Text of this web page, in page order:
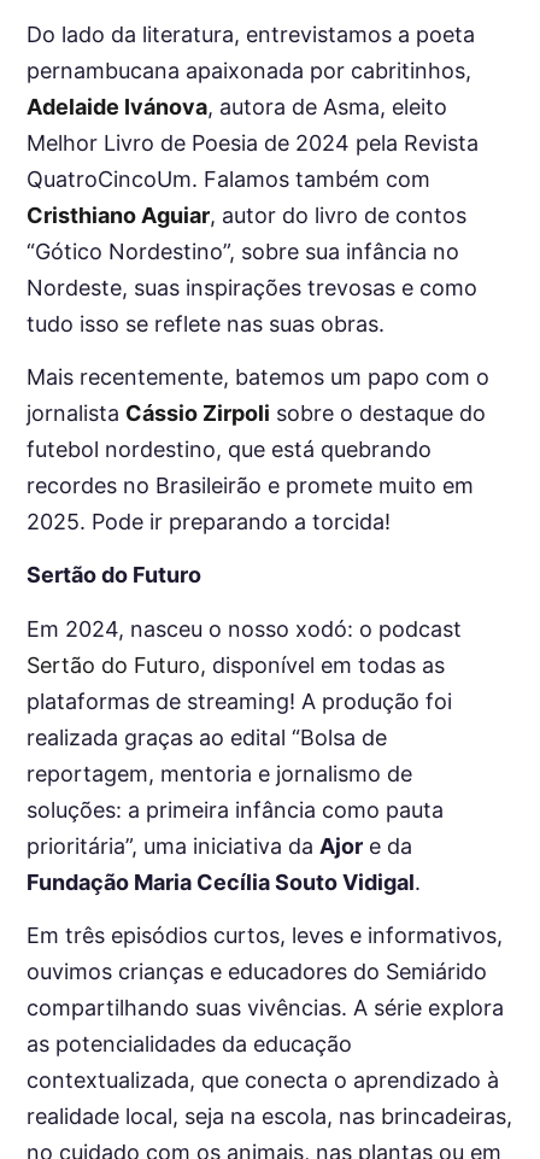
Do lado da literatura, entrevistamos a poeta
pernambucana apaixonada por cabritinhos,
Adelaide Ivánova, autora de Asma, eleito
Melhor Livro de Poesia de 2024 pela Revista
QuatroCincoUm. Falamos também com
Cristhiano Aguiar, autor do livro de contos
“Gótico Nordestino”, sobre sua infância no
Nordeste, suas inspirações trevosas e como
tudo isso se reflete nas suas obras.
Mais recentemente, batemos um papo com o
jornalista Cássio Zirpoli sobre o destaque do
futebol nordestino, que está quebrando
recordes no Brasileirão e promete muito em
2025. Pode ir preparando a torcida!
Sertão do Futuro
Em 2024, nasceu o nosso xodó: o podcast
Sertão do Futuro, disponível em todas as
plataformas de streaming! A produção foi
realizada graças ao edital “Bolsa de
reportagem, mentoria e jornalismo de
soluções: a primeira infância como pauta
prioritária”, uma iniciativa da Ajor e da
Fundação Maria Cecília Souto Vidigal.
Em três episódios curtos, leves e informativos,
ouvimos crianças e educadores do Semiárido
compartilhando suas vivências. A série explora
as potencialidades da educação
contextualizada, que conecta o aprendizado à
realidade local, seja na escola, nas brincadeiras,
no cuidado com os animais, nas plantas ou em